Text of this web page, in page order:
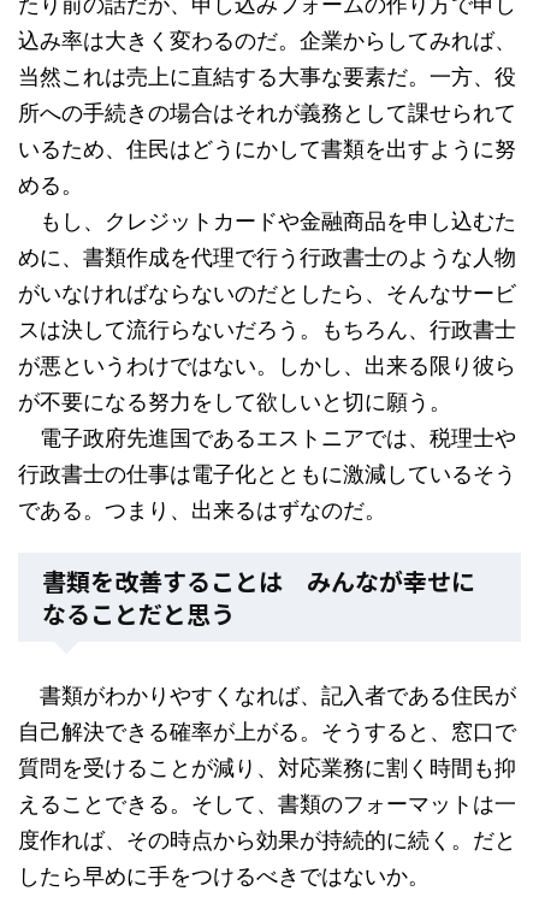
込み率は大きく変わるのだ。企業からしてみれば、
当然これは売上に直結する大事な要素だ。一方、役
所への手続きの場合はそれが義務として課せられて
いるため、住民はどうにかして書類を出すように努
める。
もし、クレジットカードや金融商品を申し込むた
めに、書類作成を代理で行う行政書士のような人物
がいなければならないのだとしたら、そんなサービ
スは決して流行らないだろう。もちろん、行政書士
が悪というわけではない。しかし、出来る限り彼ら
が不要になる努力をして欲しいと切に願う。
電子政府先進国であるエストニアでは、税理士や
行政書士の仕事は電子化とともに激減しているそう
である。つまり、出来るはずなのだ。
書類を改善することは みんなが幸せに
なることだと思う
書類がわかりやすくなれば、記入者である住民が
自己解決できる確率が上がる。そうすると、窓口で
質問を受けることが減り、対応業務に割く時間も抑
えることできる。そして、書類のフォーマットは一
度作れば、その時点から効果が持続的に続く。だと
したら早めに手をつけるべきではないか。